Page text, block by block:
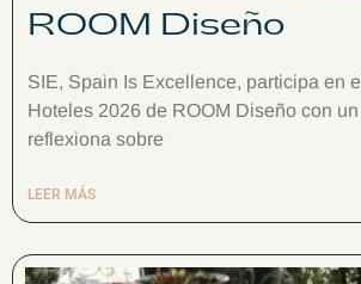
ROOM Diseño
SIE, Spain Is Excellence, participa en
Hoteles 2026 de ROOM Diseño con
reflexiona sobre
LEER MÁS